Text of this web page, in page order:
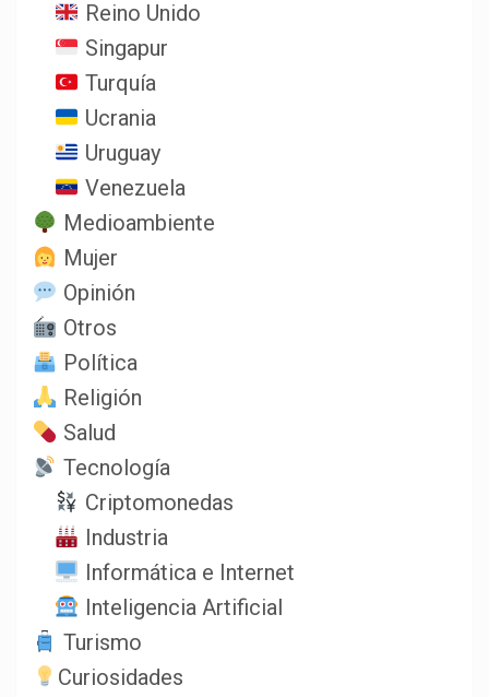
Reino Unido
Singapur
Turquía
Ucrania
Uruguay
Venezuela
Medioambiente
Mujer
Opinión
Otros
Política
Religión
Salud
Tecnología
Criptomonedas
Industria
Informática e Internet
Inteligencia Artificial
Turismo
Curiosidades